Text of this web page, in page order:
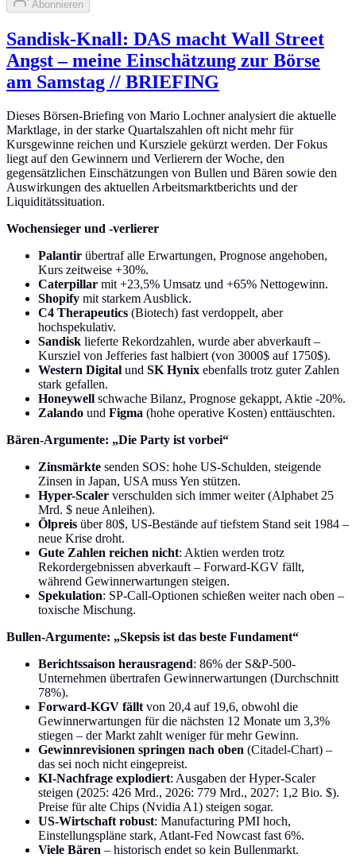
Abonnieren
Sandisk-Knall: DAS macht Wall Street
Angst – meine Einschätzung zur Börse
am Samstag // BRIEFING
Dieses Börsen-Briefing von Mario Lochner analysiert die aktuelle
Marktlage, in der starke Quartalszahlen oft nicht mehr für
Kursgewinne reichen und Kursziele gekürzt werden. Der Fokus
liegt auf den Gewinnern und Verlierern der Woche, den
gegensätzlichen Einschätzungen von Bullen und Bären sowie den
Auswirkungen des aktuellen Arbeitsmarktberichts und der
Liquiditätssituation.
Wochensieger und -verlierer
Palantir übertraf alle Erwartungen, Prognose angehoben,
Kurs zeitweise +30%.
Caterpillar mit +23,5% Umsatz und +65% Nettogewinn.
Shopify mit starkem Ausblick.
C4 Therapeutics (Biotech) fast verdoppelt, aber
hochspekulativ.
Sandisk lieferte Rekordzahlen, wurde aber abverkauft –
Kursziel von Jefferies fast halbiert (von 3000$ auf 1750$).
Western Digital und SK Hynix ebenfalls trotz guter Zahlen
stark gefallen.
Honeywell schwache Bilanz, Prognose gekappt, Aktie -20%.
Zalando und Figma (hohe operative Kosten) enttäuschten.
Bären-Argumente: „Die Party ist vorbei“
Zinsmärkte senden SOS: hohe US-Schulden, steigende
Zinsen in Japan, USA muss Yen stützen.
Hyper-Scaler verschulden sich immer weiter (Alphabet 25
Mrd. $ neue Anleihen).
Ölpreis über 80$, US-Bestände auf tiefstem Stand seit 1984 –
neue Krise droht.
Gute Zahlen reichen nicht: Aktien werden trotz
Rekordergebnissen abverkauft – Forward-KGV fällt,
während Gewinnerwartungen steigen.
Spekulation: SP-Call-Optionen schießen weiter nach oben –
toxische Mischung.
Bullen-Argumente: „Skepsis ist das beste Fundament“
Berichtssaison herausragend: 86% der S&P-500-
Unternehmen übertrafen Gewinnerwartungen (Durchschnitt
78%).
Forward-KGV fällt von 20,4 auf 19,6, obwohl die
Gewinnerwartungen für die nächsten 12 Monate um 3,3%
stiegen – der Markt zahlt weniger für mehr Gewinn.
Gewinnrevisionen springen nach oben (Citadel-Chart) –
das sei noch nicht eingepreist.
KI-Nachfrage explodiert: Ausgaben der Hyper-Scaler
steigen (2025: 426 Mrd., 2026: 779 Mrd., 2027: 1,2 Bio. $).
Preise für alte Chips (Nvidia A1) steigen sogar.
US-Wirtschaft robust: Manufacturing PMI hoch,
Einstellungspläne stark, Atlant-Fed Nowcast fast 6%.
Viele Bären – historisch endet so kein Bullenmarkt.